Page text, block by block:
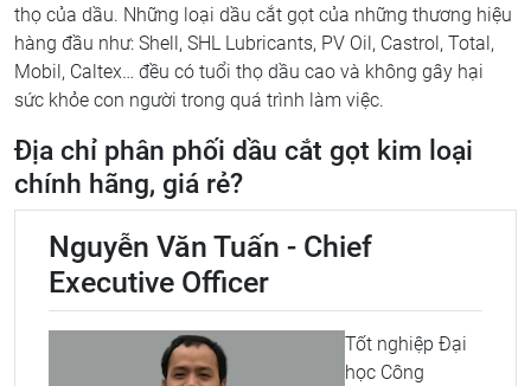
thọ của dầu. Những loại dầu cắt gọt của những thương hiệu
hàng đầu như: Shell, SHL Lubricants, PV Oil, Castrol, Total,
Mobil, Caltex… đều có tuổi thọ dầu cao và không gây hại
sức khỏe con người trong quá trình làm việc.
Địa chỉ phân phối dầu cắt gọt kim loại
chính hãng, giá rẻ?
Nguyễn Văn Tuấn - Chief
Executive Officer
Tốt nghiệp Đại
học Công